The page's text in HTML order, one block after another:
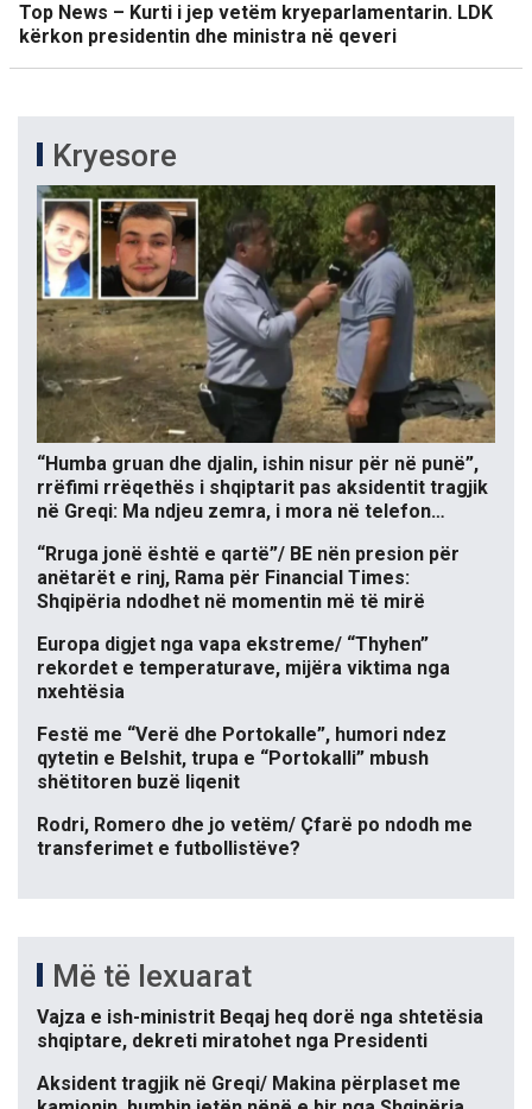
Top News – Kurti i jep vetëm kryeparlamentarin. LDK
kërkon presidentin dhe ministra në qeveri
Kryesore
“Humba gruan dhe djalin, ishin nisur për në punë”,
rrëfimi rrëqethës i shqiptarit pas aksidentit tragjik
në Greqi: Ma ndjeu zemra, i mora në telefon…
“Rruga jonë është e qartë”/ BE nën presion për
anëtarët e rinj, Rama për Financial Times:
Shqipëria ndodhet në momentin më të mirë
Europa digjet nga vapa ekstreme/ “Thyhen”
rekordet e temperaturave, mijëra viktima nga
nxehtësia
Festë me “Verë dhe Portokalle”, humori ndez
qytetin e Belshit, trupa e “Portokalli” mbush
shëtitoren buzë liqenit
Rodri, Romero dhe jo vetëm/ Çfarë po ndodh me
transferimet e futbollistëve?
Më të lexuarat
Vajza e ish-ministrit Beqaj heq dorë nga shtetësia
shqiptare, dekreti miratohet nga Presidenti
Aksident tragjik në Greqi/ Makina përplaset me